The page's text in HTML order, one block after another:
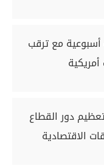
أسبوعية مع ترقب
أمريكية
دور القطاع
الاقتصادية